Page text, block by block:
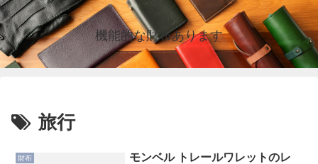
機能的な財布あります
旅行
財布
モンベル トレールワレットのレ